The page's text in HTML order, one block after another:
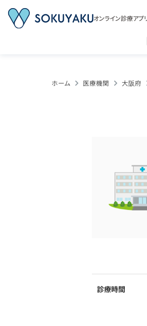
オンライン診療アプ
ホーム 医療機関 大阪府
診療時間